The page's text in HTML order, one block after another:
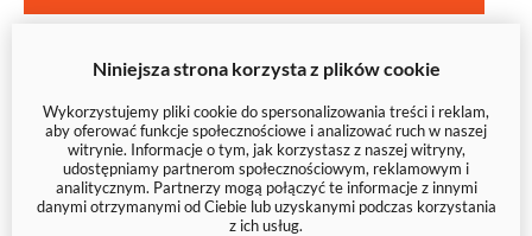
Niniejsza strona korzysta z plików cookie
Wykorzystujemy pliki cookie do spersonalizowania treści i reklam,
aby oferować funkcje społecznościowe i analizować ruch w naszej
witrynie. Informacje o tym, jak korzystasz z naszej witryny,
udostępniamy partnerom społecznościowym, reklamowym i
analitycznym. Partnerzy mogą połączyć te informacje z innymi
danymi otrzymanymi od Ciebie lub uzyskanymi podczas korzystania
z ich usług.